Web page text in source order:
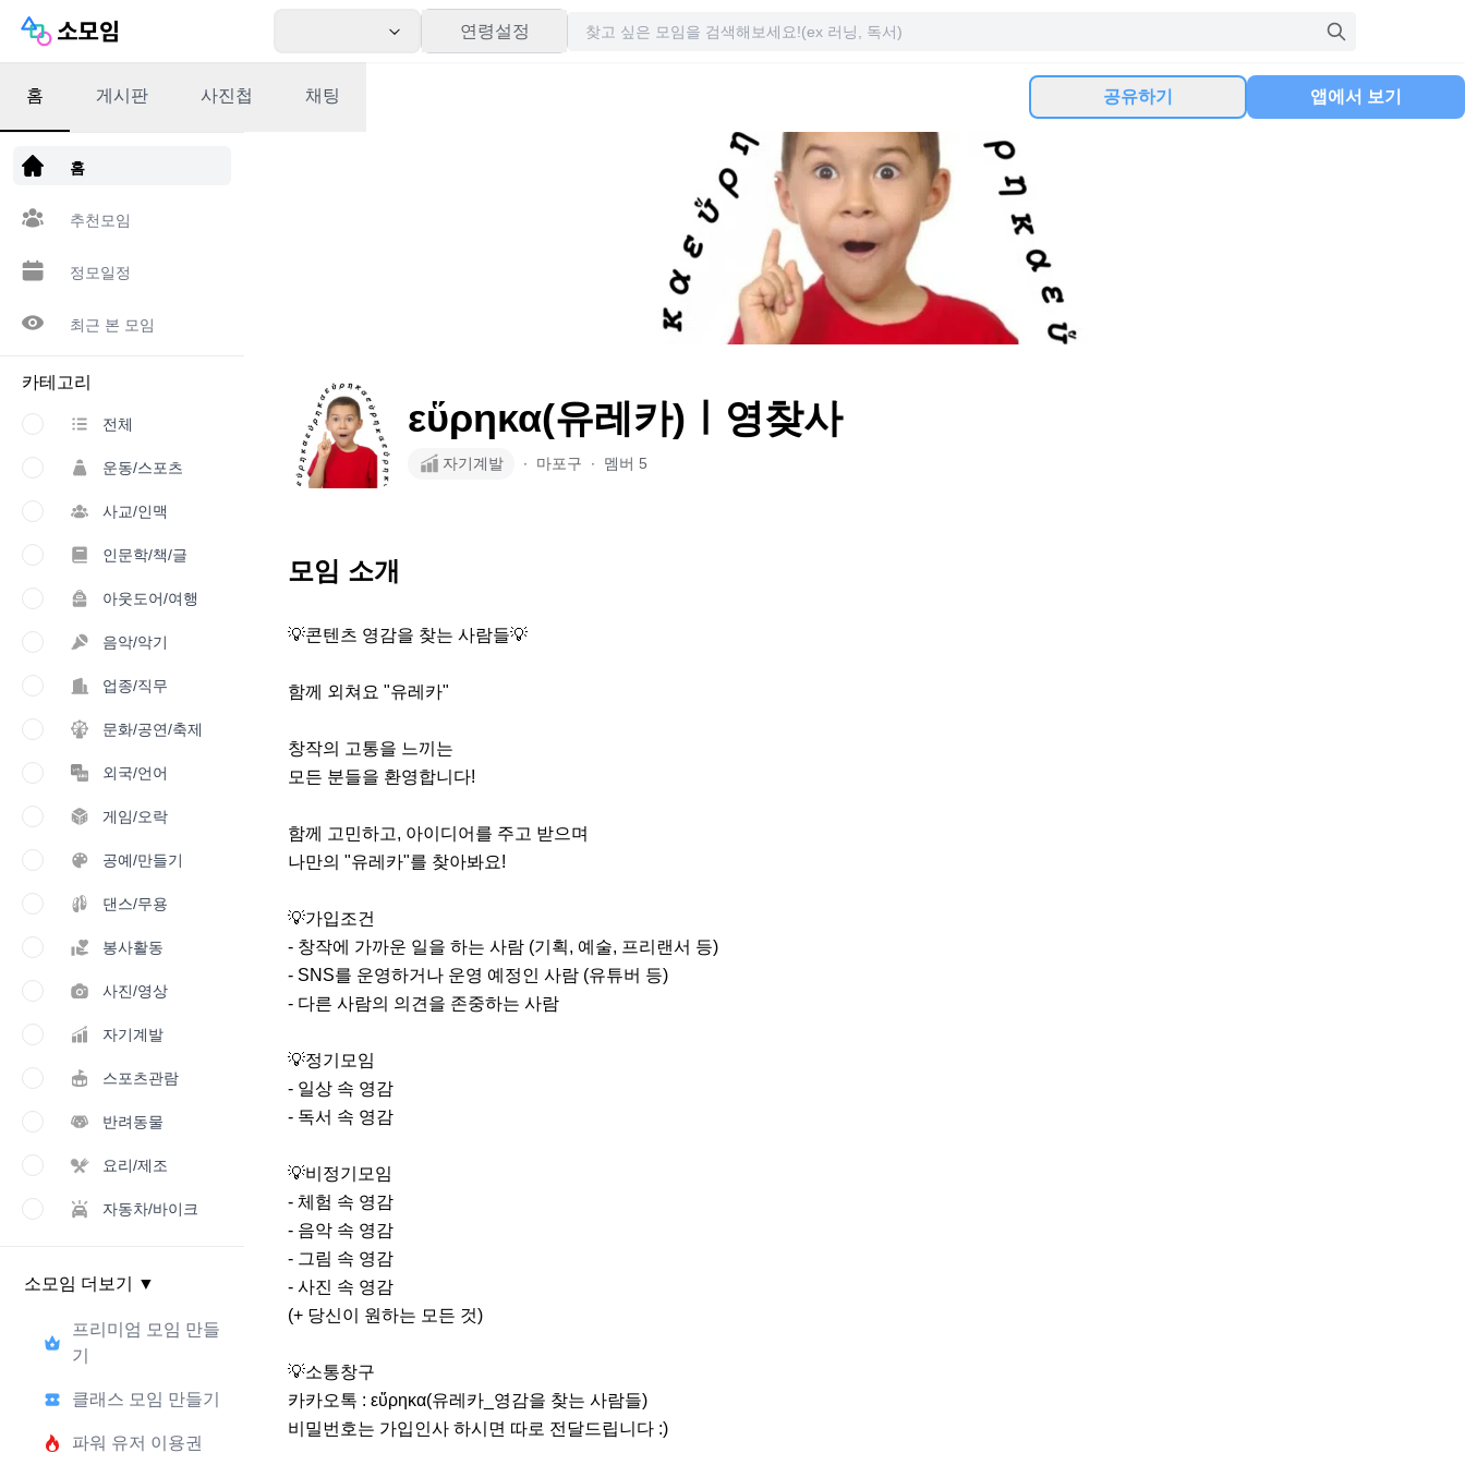
연령설정
앱 다운로드
홈
추천모임
정모일정
최근 본 모임
카테고리
전체
운동/스포츠
사교/인맥
인문학/책/글
아웃도어/여행
음악/악기
업종/직무
문화/공연/축제
외국/언어
게임/오락
공예/만들기
댄스/무용
봉사활동
사진/영상
자기계발
스포츠관람
반려동물
요리/제조
자동차/바이크
소모임 더보기 ▼
프리미엄 모임 만들
기
클래스 모임 만들기
파워 유저 이용권
홈 게시판 사진첩 채팅 공유하기 앱에서 보기
εὕρηκα(유레카)ㅣ영찾사
자기계발 ∙ 마포구 ∙ 멤버 5
모임 소개
💡콘텐츠 영감을 찾는 사람들💡
함께 외쳐요 "유레카"
창작의 고통을 느끼는
모든 분들을 환영합니다!
함께 고민하고, 아이디어를 주고 받으며
나만의 "유레카"를 찾아봐요!
💡가입조건
- 창작에 가까운 일을 하는 사람 (기획, 예술, 프리랜서 등)
- SNS를 운영하거나 운영 예정인 사람 (유튜버 등)
- 다른 사람의 의견을 존중하는 사람
💡정기모임
- 일상 속 영감
- 독서 속 영감
💡비정기모임
- 체험 속 영감
- 음악 속 영감
- 그림 속 영감
- 사진 속 영감
(+ 당신이 원하는 모든 것)
💡소통창구
카카오톡 : εὕρηκα(유레카_영감을 찾는 사람들)
비밀번호는 가입인사 하시면 따로 전달드립니다 :)